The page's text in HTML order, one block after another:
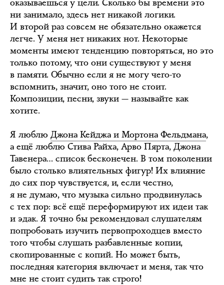
оказываешься у цели. Сколько бы времени это
ни занимало, здесь нет никакой логики.
И второй раз совсем не обязательно окажется
легче. У меня нет никаких нот. Некоторые
моменты имеют тенденцию повторяться, но это
только потому, что они существуют у меня
в памяти. Обычно если я не могу чего-то
вспомнить, значит, оно того не стоит.
Композиции, песни, звуки — называйте как
хотите.
Я люблю Джона Кейджа и Мортона Фельдмана,
а ещё люблю Стива Райха, Арво Пярта, Джона
Тавенера… список бесконечен. В том поколении
было столько влиятельных фигур! Их влияние
до сих пор чувствуется, и, если честно,
я не думаю, что музыка сильно продвинулась
с тех пор: всё ещё переформируют их идеи так
и эдак. Я точно бы рекомендовал слушателям
попробовать изучить первопроходцев вместо
того чтобы слушать разбавленные копии,
скопированные с копий. Но может быть,
последняя категория включает и меня, так что
мне не стоит судить так строго!